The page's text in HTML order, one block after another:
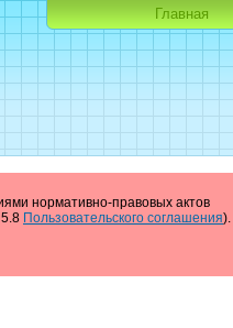
Главная
нормативно-правовых актов
Пользовательского соглашения).